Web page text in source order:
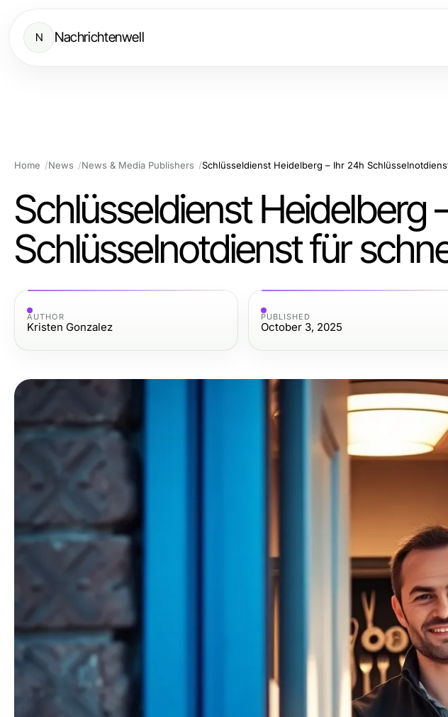
N Nachrichtenwell
Home News News & Media Publishers
Schlüsseldienst Heidelberg
Schlüsselnotdienst für
AUTHOR
Kristen Gonzalez
PUBLISHED
October 3, 2025